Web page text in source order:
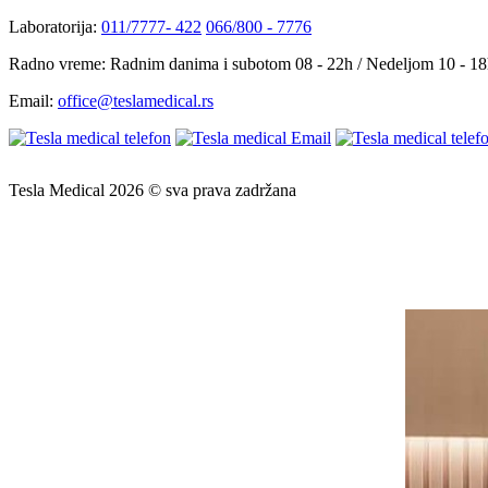
Laboratorija: 011/7777- 422 066/800 - 7776
Radno vreme: Radnim danima i subotom 08 - 22h / Nedeljom 10 -
Email: office@teslamedical.rs
Tesla Medical 2026 © sva prava zadržana